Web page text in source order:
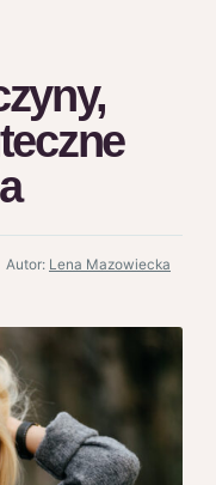
Autor: Lena Mazowiecka